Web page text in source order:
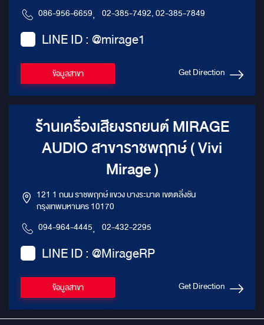
086-956-6659, 02-385-7492, 02-385-7849
LINE ID : @mirage1
ข้อมูลสาขา Get Direction
ร้านเครื่องเสียงรถยนต์ MIRAGE
AUDIO สาขาราชพฤกษ์ ( Vivi
Mirage )
121 1 ถนน ราชพฤกษ์ แขวง บางระมาด เขตตลิ่งชัน
กรุงเทพมหานคร 10170
094-964-4445, 02-432-2295
LINE ID : @MirageRP
ข้อมูลสาขา Get Direction